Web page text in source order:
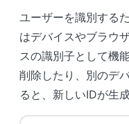
ユーザーを識別する
はデバイスやブラウ
スの識別子として機
削除したり、別のデ
ると、新しいIDが生